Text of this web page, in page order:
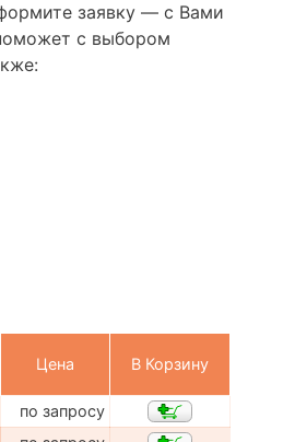
заявку — с Вами
с выбором
Цена В Корзину
по запросу